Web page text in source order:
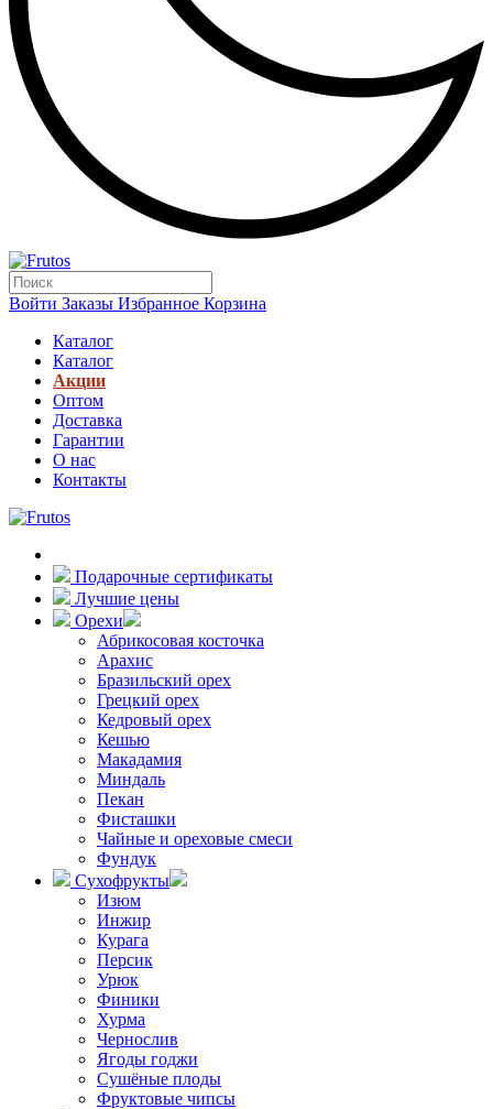
Войти Заказы Избранное Корзина
Каталог
Каталог
Акции
Оптом
Доставка
Гарантии
О нас
Контакты
Подарочные сертификаты
Лучшие цены
Орехи
Абрикосовая косточка
Арахис
Бразильский орех
Грецкий орех
Кедровый орех
Кешью
Макадамия
Миндаль
Пекан
Фисташки
Чайные и ореховые смеси
Фундук
Сухофрукты
Изюм
Инжир
Курага
Персик
Урюк
Финики
Хурма
Чернослив
Ягоды годжи
Сушёные плоды
Фруктовые чипсы